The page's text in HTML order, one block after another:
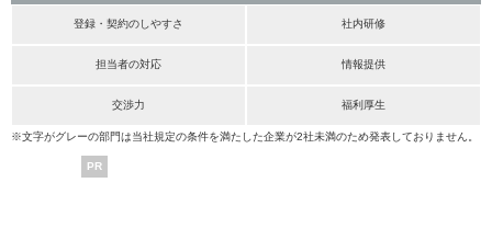
登録・契約のしやすさ 社内研修
担当者の対応 情報提供
交渉力 福利厚生
※文字がグレーの部門は当社規定の条件を満たした企業が2社未満のため発表しておりません。
PR